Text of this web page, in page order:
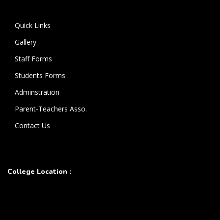
Quick Links
Gallery
Staff Forms
Students Forms
Adminstration
Parent-Teachers Asso.
Contact Us
College Location :